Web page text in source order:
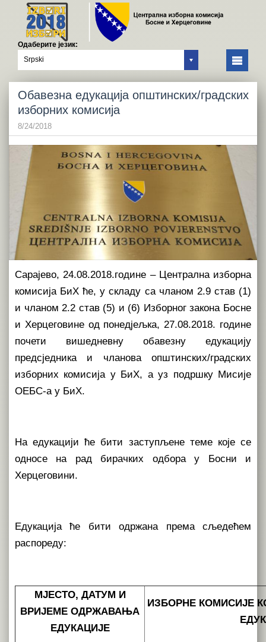
Одаберите језик:
Srpski
Обавезна едукација општинских/градских
изборних комисија
8/24/2018
Сарајево, 24.08.2018.године – Централна изборна
комисија БиХ ће, у складу са чланом 2.9 став (1)
и чланом 2.2 став (5) и (6) Изборног закона Босне
и Херцеговине од понедјељка, 27.08.2018. године
почети вишедневну обавезну едукацију
предсједника и чланова општинских/градских
изборних комисија у БиХ, а уз подршку Мисије
ОЕБС-а у БиХ.
На едукацији ће бити заступљене теме које се
односе на рад бирачких одбора у Босни и
Херцеговини.
Едукација ће бити одржана према сљедећем
распореду:
МЈЕСТО, ДАТУМ И
ВРИЈЕМЕ ОДРЖАВАЊА
ЕДУКАЦИЈЕ
ИЗБОРНЕ КОМИСИЈЕ